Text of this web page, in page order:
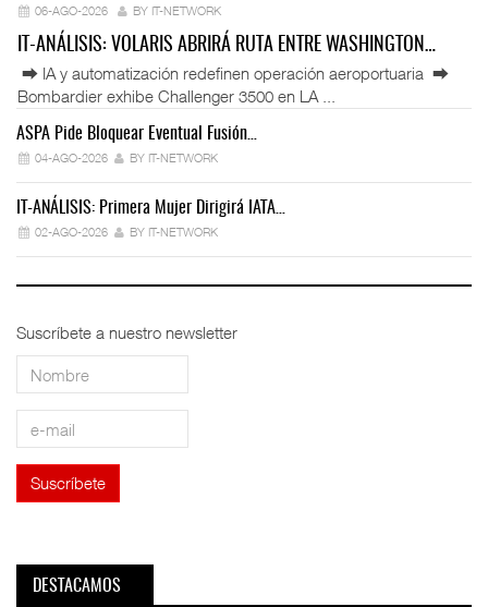
06-AGO-2026 BY IT-NETWORK
IT-ANÁLISIS: VOLARIS ABRIRÁ RUTA ENTRE WASHINGTON…
⮕ IA y automatización redefinen operación aeroportuaria ⮕
Bombardier exhibe Challenger 3500 en LA ...
ASPA Pide Bloquear Eventual Fusión…
04-AGO-2026 BY IT-NETWORK
IT-ANÁLISIS: Primera Mujer Dirigirá IATA…
02-AGO-2026 BY IT-NETWORK
Suscríbete a nuestro newsletter
DESTACAMOS